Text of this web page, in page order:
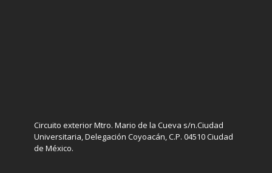
Circuito exterior Mtro. Mario de la Cueva s/n.Ciudad
Universitaria, Delegación Coyoacán, C.P. 04510 Ciudad
de México.